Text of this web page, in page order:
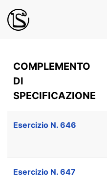
COMPLEMENTO
DI
SPECIFICAZIONE
Esercizio N. 646
Esercizio N. 647